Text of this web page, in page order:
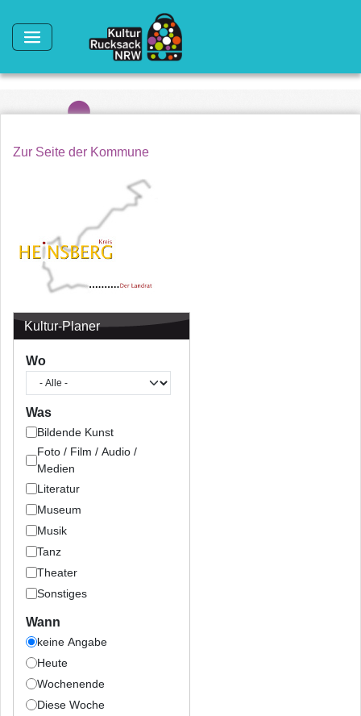
Zur Seite der Kommune
Kultur-Planer
Wo
Was
Bildende Kunst
Foto / Film / Audio /
Medien
Literatur
Museum
Musik
Tanz
Theater
Sonstiges
Wann
keine Angabe
Heute
Wochenende
Diese Woche